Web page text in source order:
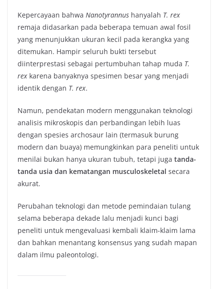
Kepercayaan bahwa Nanotyrannus hanyalah T. rex
remaja didasarkan pada beberapa temuan awal fosil
yang menunjukkan ukuran kecil pada kerangka yang
ditemukan. Hampir seluruh bukti tersebut
diinterprestasi sebagai pertumbuhan tahap muda T.
rex karena banyaknya spesimen besar yang menjadi
identik dengan T. rex.
Namun, pendekatan modern menggunakan teknologi
analisis mikroskopis dan perbandingan lebih luas
dengan spesies archosaur lain (termasuk burung
modern dan buaya) memungkinkan para peneliti untuk
menilai bukan hanya ukuran tubuh, tetapi juga tanda-
tanda usia dan kematangan musculoskeletal secara
akurat.
Perubahan teknologi dan metode pemindaian tulang
selama beberapa dekade lalu menjadi kunci bagi
peneliti untuk mengevaluasi kembali klaim-klaim lama
dan bahkan menantang konsensus yang sudah mapan
dalam ilmu paleontologi.